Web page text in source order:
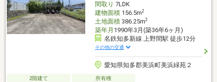
間取り 7LDK
建物面積156.5m2
土地面積386.25m2
築年月 1990年3月(築36年6ヶ月)
名鉄知多新線 上野間駅 徒歩12分
その他の交通
愛知県知多郡美浜町美浜緑苑２
2階建て 所有権